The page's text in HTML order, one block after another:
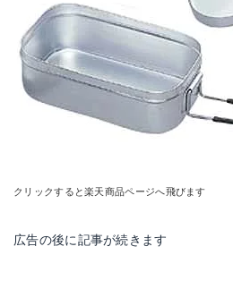
クリックすると楽天商品ページへ飛びます
広告の後に記事が続きます